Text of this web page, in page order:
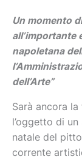
Un momento
all’importante
napoletana
dell’Arte”
Sarà ancora
l’oggetto di
natale del
corrente